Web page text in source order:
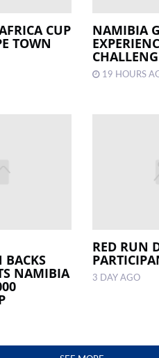
CUP
TOWN
NAMIBIA
19 HOURS
NAMIBIA
RED RUN
3 DAY AGO